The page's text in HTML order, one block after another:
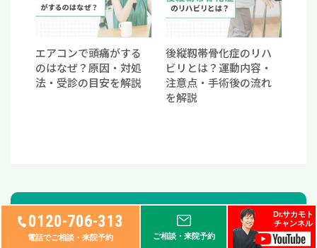
0120-706-313
電話でご相談・来院予約 ご相談・来院予約
Dr.サカモト
チャンネル
エアコンで頭痛がする
のはなぜ？原因・対処
法・受診の目安を解説
後縦靱帯骨化症のリハ
ビリとは？運動内容・
注意点・手術後の流れ
を解説
キーワード検索